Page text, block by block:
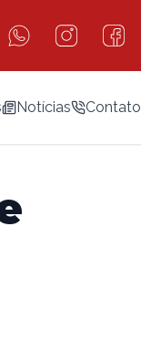
Notícias Contato